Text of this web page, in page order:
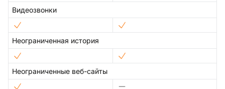
Видеозвонки
Неограниченная история
Неограниченные веб-сайты